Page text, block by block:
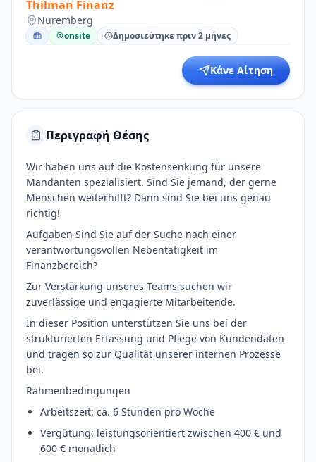
Thilman Finanz
Nuremberg
onsite Δημοσιεύτηκε πριν 2 μήνες
Κάνε Αίτηση
Περιγραφή Θέσης
Wir haben uns auf die Kostensenkung für unsere
Mandanten spezialisiert. Sind Sie jemand, der gerne
Menschen weiterhilft? Dann sind Sie bei uns genau
richtig!
Aufgaben Sind Sie auf der Suche nach einer
verantwortungsvollen Nebentätigkeit im
Finanzbereich?
Zur Verstärkung unseres Teams suchen wir
zuverlässige und engagierte Mitarbeitende.
In dieser Position unterstützen Sie uns bei der
strukturierten Erfassung und Pflege von Kundendaten
und tragen so zur Qualität unserer internen Prozesse
bei.
Rahmenbedingungen
Arbeitszeit: ca. 6 Stunden pro Woche
Vergütung: leistungsorientiert zwischen 400 € und
600 € monatlich